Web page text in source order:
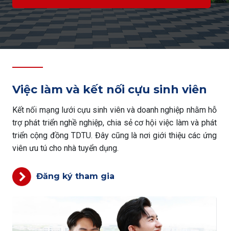
Việc làm và kết nối cựu sinh viên
Kết nối mạng lưới cựu sinh viên và doanh nghiệp nhằm hỗ
trợ phát triển nghề nghiệp, chia sẻ cơ hội việc làm và phát
triển cộng đồng TDTU. Đây cũng là nơi giới thiệu các ứng
viên ưu tú cho nhà tuyển dụng.
Đăng ký tham gia